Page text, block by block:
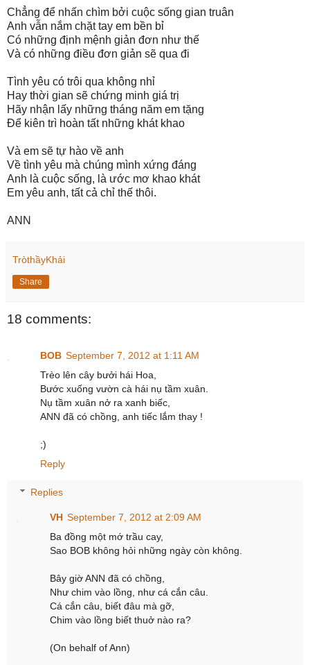
Chẳng để nhấn chìm bởi cuộc sống gian truân
Anh vẫn nắm chặt tay em bền bỉ
Có những định mệnh giản đơn như thế
Và có những điều đơn giản sẽ qua đi
Tình yêu có trôi qua không nhỉ
Hay thời gian sẽ chứng minh giá trị
Hãy nhận lấy những tháng năm em tặng
Để kiên trì hoàn tất những khát khao
Và em sẽ tự hào về anh
Về tình yêu mà chúng mình xứng đáng
Anh là cuộc sống, là ước mơ khao khát
Em yêu anh, tất cả chỉ thế thôi.
ANN
TròthầyKhải
Share
18 comments:
BOB September 7, 2012 at 1:11 AM
Trèo lên cây bưởi hái Hoa,
Bước xuống vườn cà hái nụ tầm xuân.
Nụ tầm xuân nở ra xanh biếc,
ANN đã có chồng, anh tiếc lắm thay !
;)
Reply
Replies
VH September 7, 2012 at 2:09 AM
Ba đồng một mớ trầu cay,
Sao BOB không hỏi những ngày còn không.
Bây giờ ANN đã có chồng,
Như chim vào lồng, như cá cắn câu.
Cá cắn câu, biết đâu mà gỡ,
Chim vào lồng biết thuở nào ra?
(On behalf of Ann)